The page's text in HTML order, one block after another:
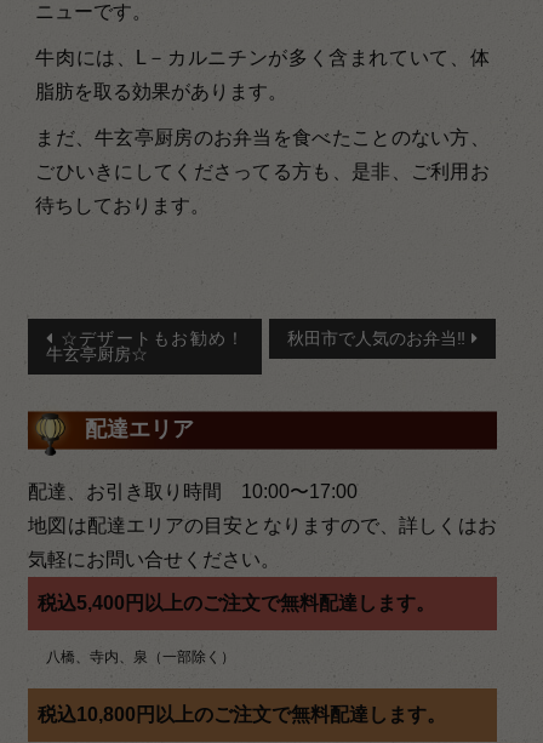
ニューです。
牛肉には、L－カルニチンが多く含まれていて、体
脂肪を取る効果があります。
まだ、牛玄亭厨房のお弁当を食べたことのない方、
ごひいきにしてくださってる方も、是非、ご利用お
待ちしております。
投
稿
ナ
ビ
ゲ
ー
シ
ョ
ン
☆デザートもお勧め！
牛玄亭厨房☆
秋田市で人気のお弁当‼
配達エリア
配達、お引き取り時間 10:00〜17:00
地図は配達エリアの目安となりますので、詳しくはお
気軽にお問い合せください。
税込5,400円以上のご注文で無料配達します。
八橋、寺内、泉（一部除く）
税込10,800円以上のご注文で無料配達します。